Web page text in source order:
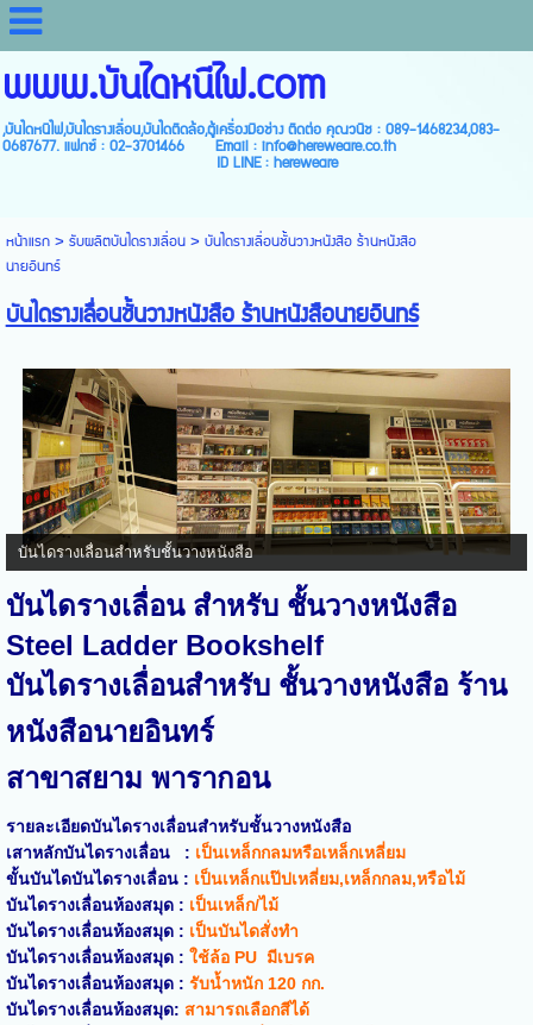
www.บันไดหนีไฟ.com
,บันไดหนีไฟ,บันไดรางเลื่อน,บันไดติดล้อ,ตู้เครื่องมือช่าง ติดต่อ คุณวนิช : 089-1468234,083-
0687677. แฟกซ์ : 02-3701466 Email : info@hereweare.co.th
ID LINE : hereweare
หน้าแรก> รับผลิตบันไดรางเลื่อน> บันไดรางเลื่อนชั้นวางหนังสือ ร้านหนังสือ
นายอินทร์
บันไดรางเลื่อนชั้นวางหนังสือ ร้านหนังสือนายอินทร์
บันไดรางเลื่อนสำหรับชั้นวางหนังสือ
บันไดรางเลื่อน สำหรับ ชั้นวางหนังสือ
Steel Ladder Bookshelf
บันไดรางเลื่อนสำหรับ ชั้นวางหนังสือ ร้าน
หนังสือนายอินทร์
สาขาสยาม พารากอน
รายละเอียดบันไดรางเลื่อนสำหรับชั้นวางหนังสือ
เสาหลักบันไดรางเลื่อน
: เป็นเหล็กกลมหรือเหล็กเหลี่ยม
ขั้นบันไดบันไดรางเลื่อน : เป็นเหล็กแป๊ปเหลี่ยม,เหล็กกลม,หรือไม้
บันไดรางเลื่อนห้องสมุด : เป็นเหล็ก/ไม้
บันไดรางเลื่อนห้องสมุด: เป็นบันไดสั่งทำ
บันไดรางเลื่อนห้องสมุด: ใช้ล้อ PU มีเบรค
บันไดรางเลื่อนห้องสมุด: รับน้ำหนัก 120 กก.
บันไดรางเลื่อนห้องสมุด: สามารถเลือกสีได้